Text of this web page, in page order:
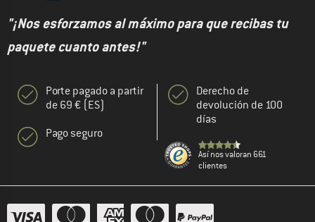
"¡Nos esforzamos al máximo para que recibas tu
paquete cuanto antes!"
Porte pagado a partir
de 69 € (ES)
Pago seguro
Derecho de
devolución de 100
días
Así nos valoran 661
clientes